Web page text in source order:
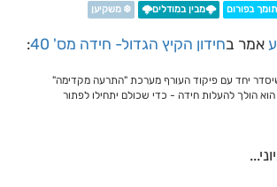
בפורום 🌩️מבין במודלים🌩️ ❄️ משקיען
אמר בחידון הקיץ הגדול- חידה מס' 40 :
יחד עם פיקוד העורף מערכת "התרעה מקדימה"
הולך להעלות חידה - כדי שכולם יתחילו לפתור